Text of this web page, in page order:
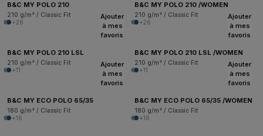
B&C MY POLO 210
210 g/m² / Classic Fit
+26
B&C MY POLO 210 /WOMEN
210 g/m² / Classic Fit
+26
Ajouter
à mes
favoris
B&C MY POLO 210 LSL
210 g/m² / Classic Fit
+11
Ajouter
à mes
favoris
B&C MY POLO 210 LSL /WOMEN
210 g/m² / Classic Fit
+11
Ajouter
à mes
favoris
B&C MY ECO POLO 65/35
180 g/m² / Classic Fit
+16
Ajouter
à mes
favoris
B&C MY ECO POLO 65/35 /WOMEN
180 g/m² / Classic Fit
+16